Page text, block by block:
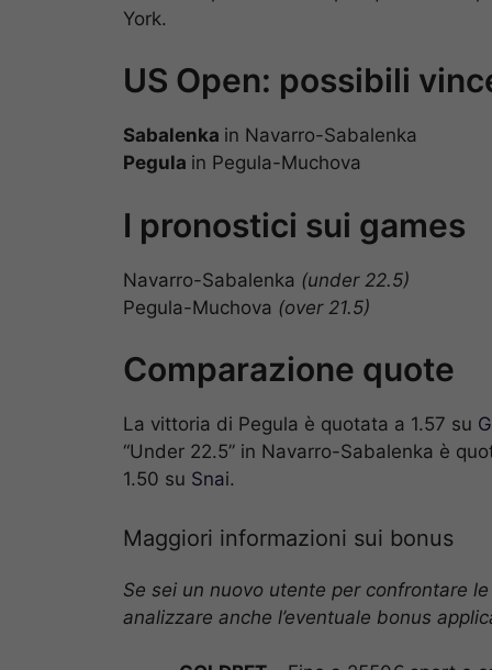
York.
US Open: possibili
Sabalenka in Navarro-Sabalenka
Pegula in Pegula-Muchova
I pronostici sui games
Navarro-Sabalenka (under 22.5)
Pegula-Muchova (over 21.5)
Comparazione quote
La vittoria di Pegula è quotata a 1.57 su
“Under 22.5” in Navarro-Sabalenka è
1.50 su Snai.
Maggiori informazioni sui bonus
Se sei un nuovo utente per confrontare
analizzare anche l’eventuale bonus